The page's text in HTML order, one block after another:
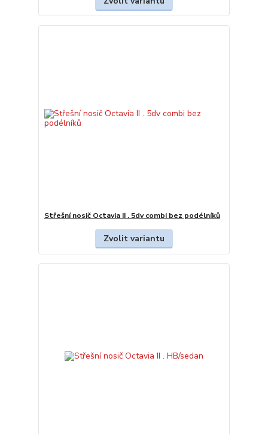
Střešní nosič Octavia II . 5dv combi bez podélníků
Zvolit variantu